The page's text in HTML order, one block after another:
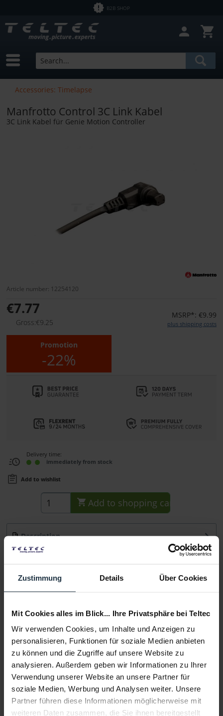
Zustimmung Details Über Cookies
Mit Cookies alles im Blick... Ihre Privatsphäre bei Teltec
Wir verwenden Cookies, um Inhalte und Anzeigen zu
personalisieren, Funktionen für soziale Medien anbieten
zu können und die Zugriffe auf unsere Website zu
analysieren. Außerdem geben wir Informationen zu Ihrer
Verwendung unserer Website an unsere Partner für
soziale Medien, Werbung und Analysen weiter. Unsere
Partner führen diese Informationen möglicherweise mit
weiteren Daten zusammen, die Sie ihnen bereitgestellt
B2B SHOP
Accessories: Timelapse
Manfrotto Control 3C Link Kabel
3C Link Kabel für Genie Motion Controller
Article number: 12254120
€7.77
Gross:€9.25
MSRP*: €9.99
plus shipping costs
Promotion
-22%
Delivery time:
immediately from stock
Add to wishlist
Add to shopping cart
Description
Das Manfrotto Control 3C Link Kabel verbindet einen
Media
Manufacturer & Product Safety Information
Folgende Infos zum Hersteller sind verfübar......more
More articles from +++ Manfrotto +++ look at